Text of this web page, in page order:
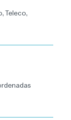
Teleco,